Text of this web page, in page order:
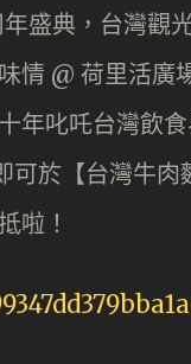
盛典，台灣觀
情 @ 荷里活廣
年叱吒台灣飲
於【台灣牛肉
啦！